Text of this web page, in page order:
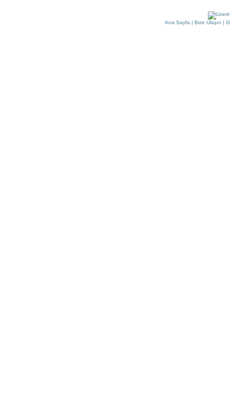
Ana Sayfa | Bize Ulaşın |